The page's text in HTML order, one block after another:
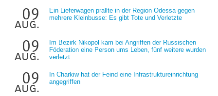
09
aug.
Ein Lieferwagen prallte in der Region Odessa gegen
mehrere Kleinbusse: Es gibt Tote und Verletzte
09
aug.
Im Bezirk Nikopol kam bei Angriffen der Russischen
Föderation eine Person ums Leben, fünf weitere wurden
verletzt
09
aug.
In Charkiw hat der Feind eine Infrastruktureinrichtung
angegriffen